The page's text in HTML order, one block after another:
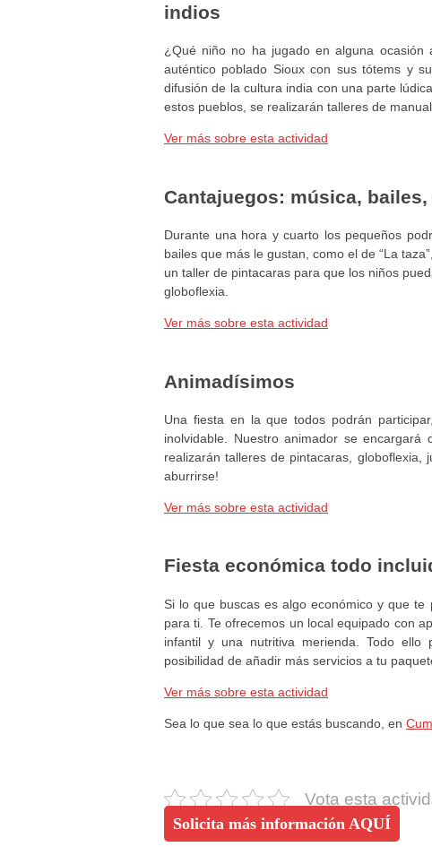
indios
¿Qué niño no ha jugado en alguna ocasión
auténtico poblado Sioux con sus tótems y
difusión de la cultura india con una parte
estos pueblos, se realizarán talleres de
Ver más sobre esta actividad
Cantajuegos: música,
Durante una hora y cuarto los pequeños
bailes que más le gustan, como el de “La
un taller de pintacaras para que los niños
globoflexia.
Ver más sobre esta actividad
Animadísimos
Una fiesta en la que todos podrán
inolvidable. Nuestro animador se
realizarán talleres de pintacaras, globoflexia,
aburrirse!
Ver más sobre esta actividad
Fiesta económica todo
Si lo que buscas es algo económico y que
para ti. Te ofrecemos un local equipado con
infantil y una nutritiva merienda. Todo
posibilidad de añadir más servicios a tu
Ver más sobre esta actividad
Sea lo que sea lo que estás buscando, en
Vota esta
Solicita más información AQUÍ